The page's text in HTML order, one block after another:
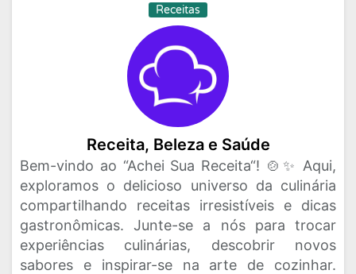
Receitas
Receita, Beleza e Saúde
Bem-vindo ao “Achei Sua Receita“! 🍲✨ Aqui,
exploramos o delicioso universo da culinária
compartilhando receitas irresistíveis e dicas
gastronômicas. Junte-se a nós para trocar
experiências culinárias, descobrir novos
sabores e inspirar-se na arte de cozinhar.